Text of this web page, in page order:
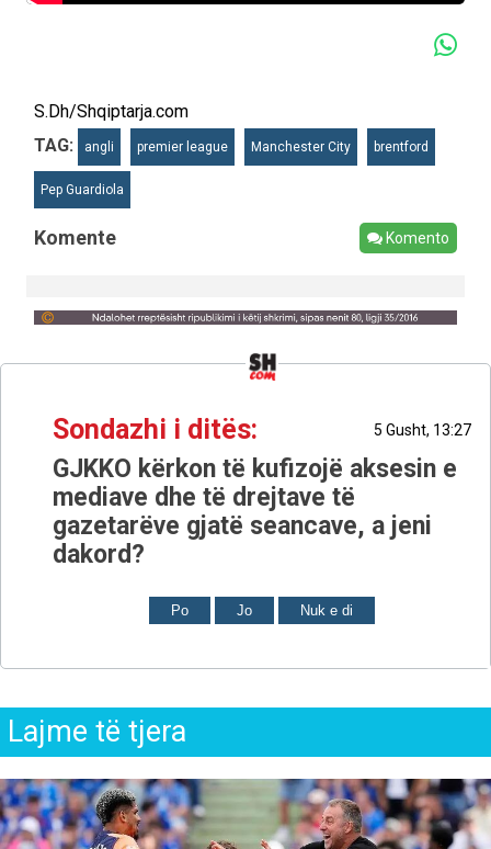
S.Dh/Shqiptarja.com
TAG:
angli premier league Manchester City brentford
Pep Guardiola
Komente Komento
Sondazhi i ditës: 5 Gusht, 13:27
GJKKO kërkon të kufizojë aksesin e
mediave dhe të drejtave të
gazetarëve gjatë seancave, a jeni
dakord?
Po Jo Nuk e di
Lajme të tjera